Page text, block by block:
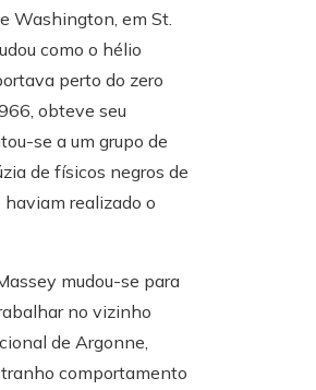
Washington, em St.
como o hélio
perto do zero
obteve seu
se a um grupo de
de físicos negros de
realizado o
mudou-se para
no vizinho
de Argonne,
comportamento